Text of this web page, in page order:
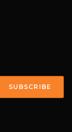
SUBSCRIBE